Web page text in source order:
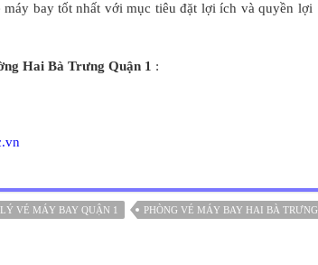
bay tốt nhất với mục tiêu đặt lợi ích và quyền lợi
Hai Bà Trưng Quận 1 :
VÉ MÁY BAY QUẬN 1
PHÒNG VÉ MÁY BAY HAI BÀ TRƯNG